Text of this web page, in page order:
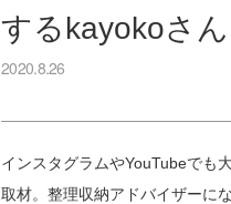
するkayokoさん
2020.8.26
インスタグラムやYouTubeでも
取材。整理収納アドバイザーに